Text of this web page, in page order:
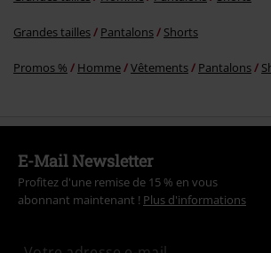
Grandes tailles Pantalons Shorts
Promos % Homme Vêtements Pantalons
E-Mail Newsletter
Profitez d'une remise de 15 % en vous
abonnant maintenant ! Plus d'informations